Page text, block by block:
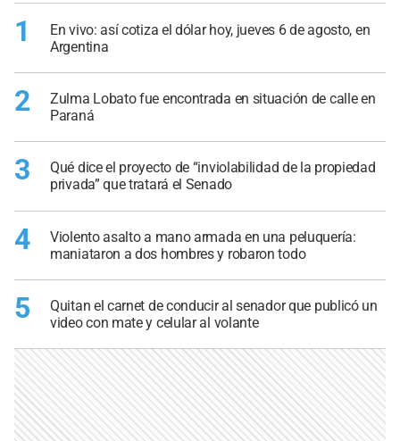
1
En vivo: así cotiza el dólar hoy, jueves 6 de agosto, en
Argentina
2
Zulma Lobato fue encontrada en situación de calle en
Paraná
3
Qué dice el proyecto de “inviolabilidad de la propiedad
privada” que tratará el Senado
4
Violento asalto a mano armada en una peluquería:
maniataron a dos hombres y robaron todo
5
Quitan el carnet de conducir al senador que publicó un
video con mate y celular al volante